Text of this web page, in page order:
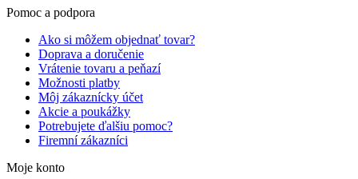
Pomoc a podpora
Ako si môžem objednať tovar?
Doprava a doručenie
Vrátenie tovaru a peňazí
Možnosti platby
Môj zákaznícky účet
Akcie a poukážky
Potrebujete ďalšiu pomoc?
Firemní zákazníci
Moje konto